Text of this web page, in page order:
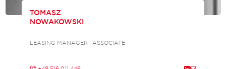
TOMASZ
NOWAKOWSKI
LEASING MANAGER | ASSOCIATE